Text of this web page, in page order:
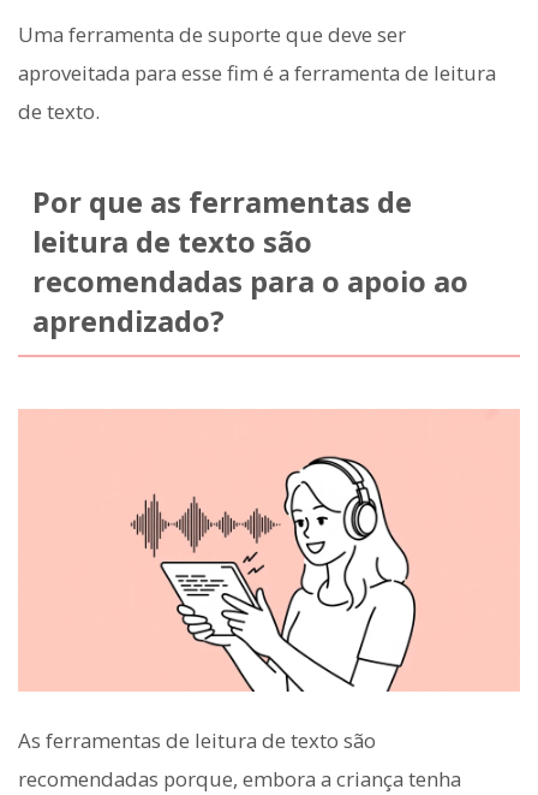
Uma ferramenta de suporte que deve ser
aproveitada para esse fim é a ferramenta de leitura
de texto.
Por que as ferramentas de
leitura de texto são
recomendadas para o apoio ao
aprendizado?
As ferramentas de leitura de texto são
recomendadas porque, embora a criança tenha